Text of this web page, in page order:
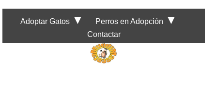
Adoptar Gatos ▼ Perros en Adopción ▼
Contactar